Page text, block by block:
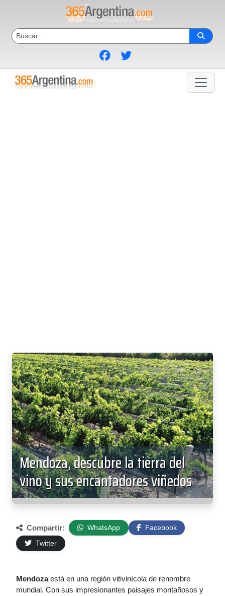
Mendoza, descubre la tierra del
vino y sus encantadores viñedos
Compartir: WhatsApp
Facebook
Twitter
Mendozaestá en una región vitivinícola de renombre
mundial. Con sus impresionantes paisajes montañosos y